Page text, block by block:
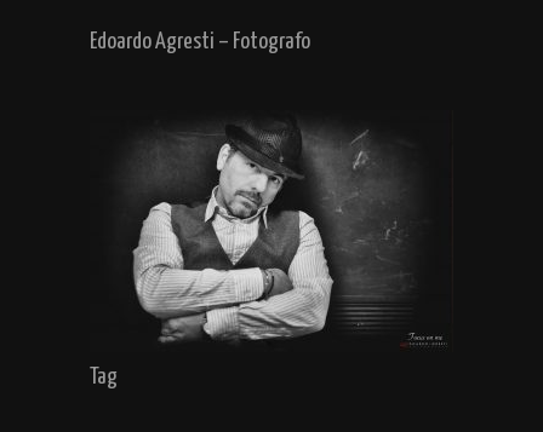
Edoardo Agresti – Fotografo
Tag